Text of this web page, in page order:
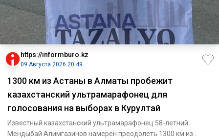
https://informburo.kz
09 Августа 2026 20:49
1300 км из Астаны в Алматы пробежит
казахстанский ультрамарафонец для
голосования на выборах в Курултай
Известный казахстанский ультрамарафонец 58-летний
Мендыбай Алимгазинов намерен преодолеть 1300 км из